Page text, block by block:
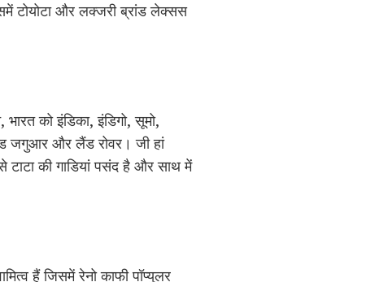
टोयोटा और लक्जरी ब्रांड लेक्सस
को इंडिका, इंडिगो, सूमो,
जगुआर और लैंड रोवर। जी हां
की गाडियां पसंद है और साथ में
हैं जिसमें रेनो काफी पॉप्युलर